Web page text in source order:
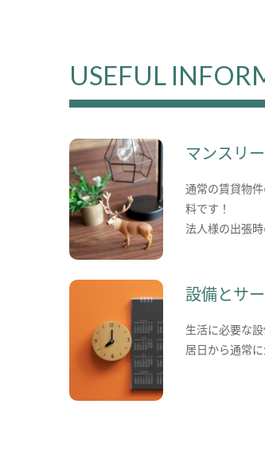
USEFUL
マンスリ
通常の賃貸物
料です！
法人様の出張
設備とサ
生活に必要な
居日から通常に